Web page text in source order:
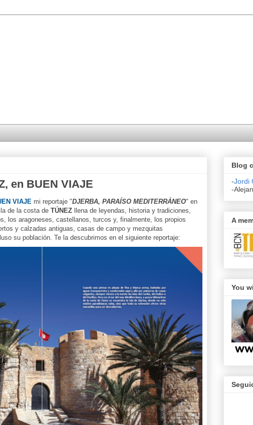
en BUEN VIAJE
VIAJE mi reportaje "DJERBA, PARAÍSO MEDITERRÁNEO" en
de la costa de TÚNEZ llena de leyendas, historia y tradiciones,
los aragoneses, castellanos, turcos y, finalmente, los propios
y calzadas antiguas, casas de campo y mezquitas
su población. Te la descubrimos en el siguiente reportaje:
Blog
-Jordi
-
A
You